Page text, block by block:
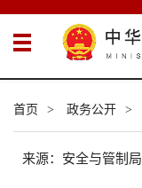
首页 > 政务公开 >
来源：安全与管制局